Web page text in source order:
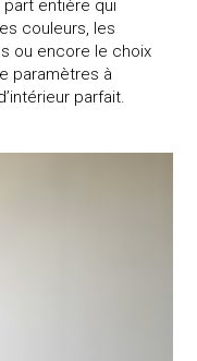
entière qui
couleurs, les
ou encore le choix
paramètres à
parfait.